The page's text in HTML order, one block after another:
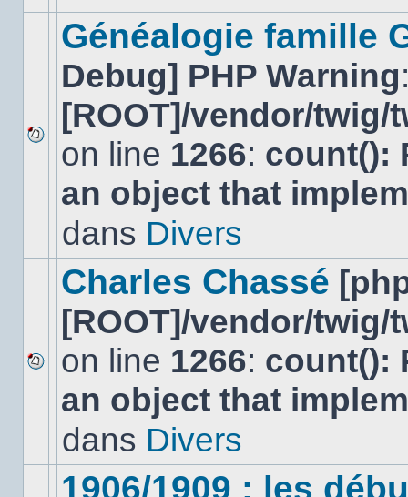
Aucun
nouveau
message
non-
dans
Généalogie famille
Debug] PHP Warning
[ROOT]/vendor/
on line 1266: count():
an object that
dans Divers
Aucun
nouveau
message
Charles Chassé
[ROOT]/vendor/
on line 1266: count():
an object that
dans Divers
1906/1909 : les